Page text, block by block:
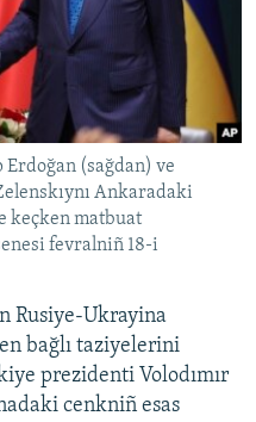
(sağdan) ve
Ankaradaki
keçken matbuat
fevralniñ 18-i
Rusiye-Ukrayina
bağlı taziyelerini
prezidenti Volodımır
cenkniñ esas